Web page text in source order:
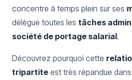
concentre à temps plein sur ses
délègue toutes les tâches
société de portage salarial.
Découvrez pourquoi cette
tripartite est très répandue